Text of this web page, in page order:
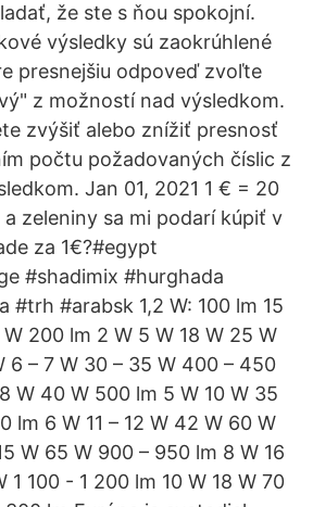
že ste s ňou spokojní.
výsledky sú zaokrúhlené
presnejšiu odpoveď zvoľte
z možností nad výsledkom.
zvýšiť alebo znížiť presnosť
počtu požadovaných číslic z
Jan 01, 2021 1 € = 20
a zeleniny sa mi podarí kúpiť v
za 1€?#egypt
#shadimix #hurghada
#trh #arabsk 1,2 W: 100 lm 15
200 lm 2 W 5 W 18 W 25 W
6 – 7 W 30 – 35 W 400 – 450
W 40 W 500 lm 5 W 10 W 35
lm 6 W 11 – 12 W 42 W 60 W
W 65 W 900 – 950 lm 8 W 16
1 100 - 1 200 lm 10 W 18 W 70